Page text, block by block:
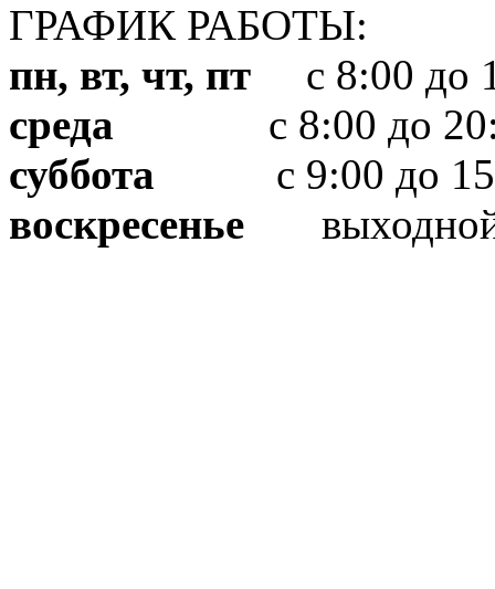
ГРАФИК РАБОТЫ:
пн, вт, чт, пт с 8:00 до
среда с 8:00 до
суббота с 9:00 до
воскресенье